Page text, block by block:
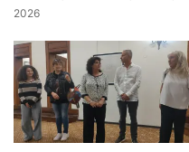
2026